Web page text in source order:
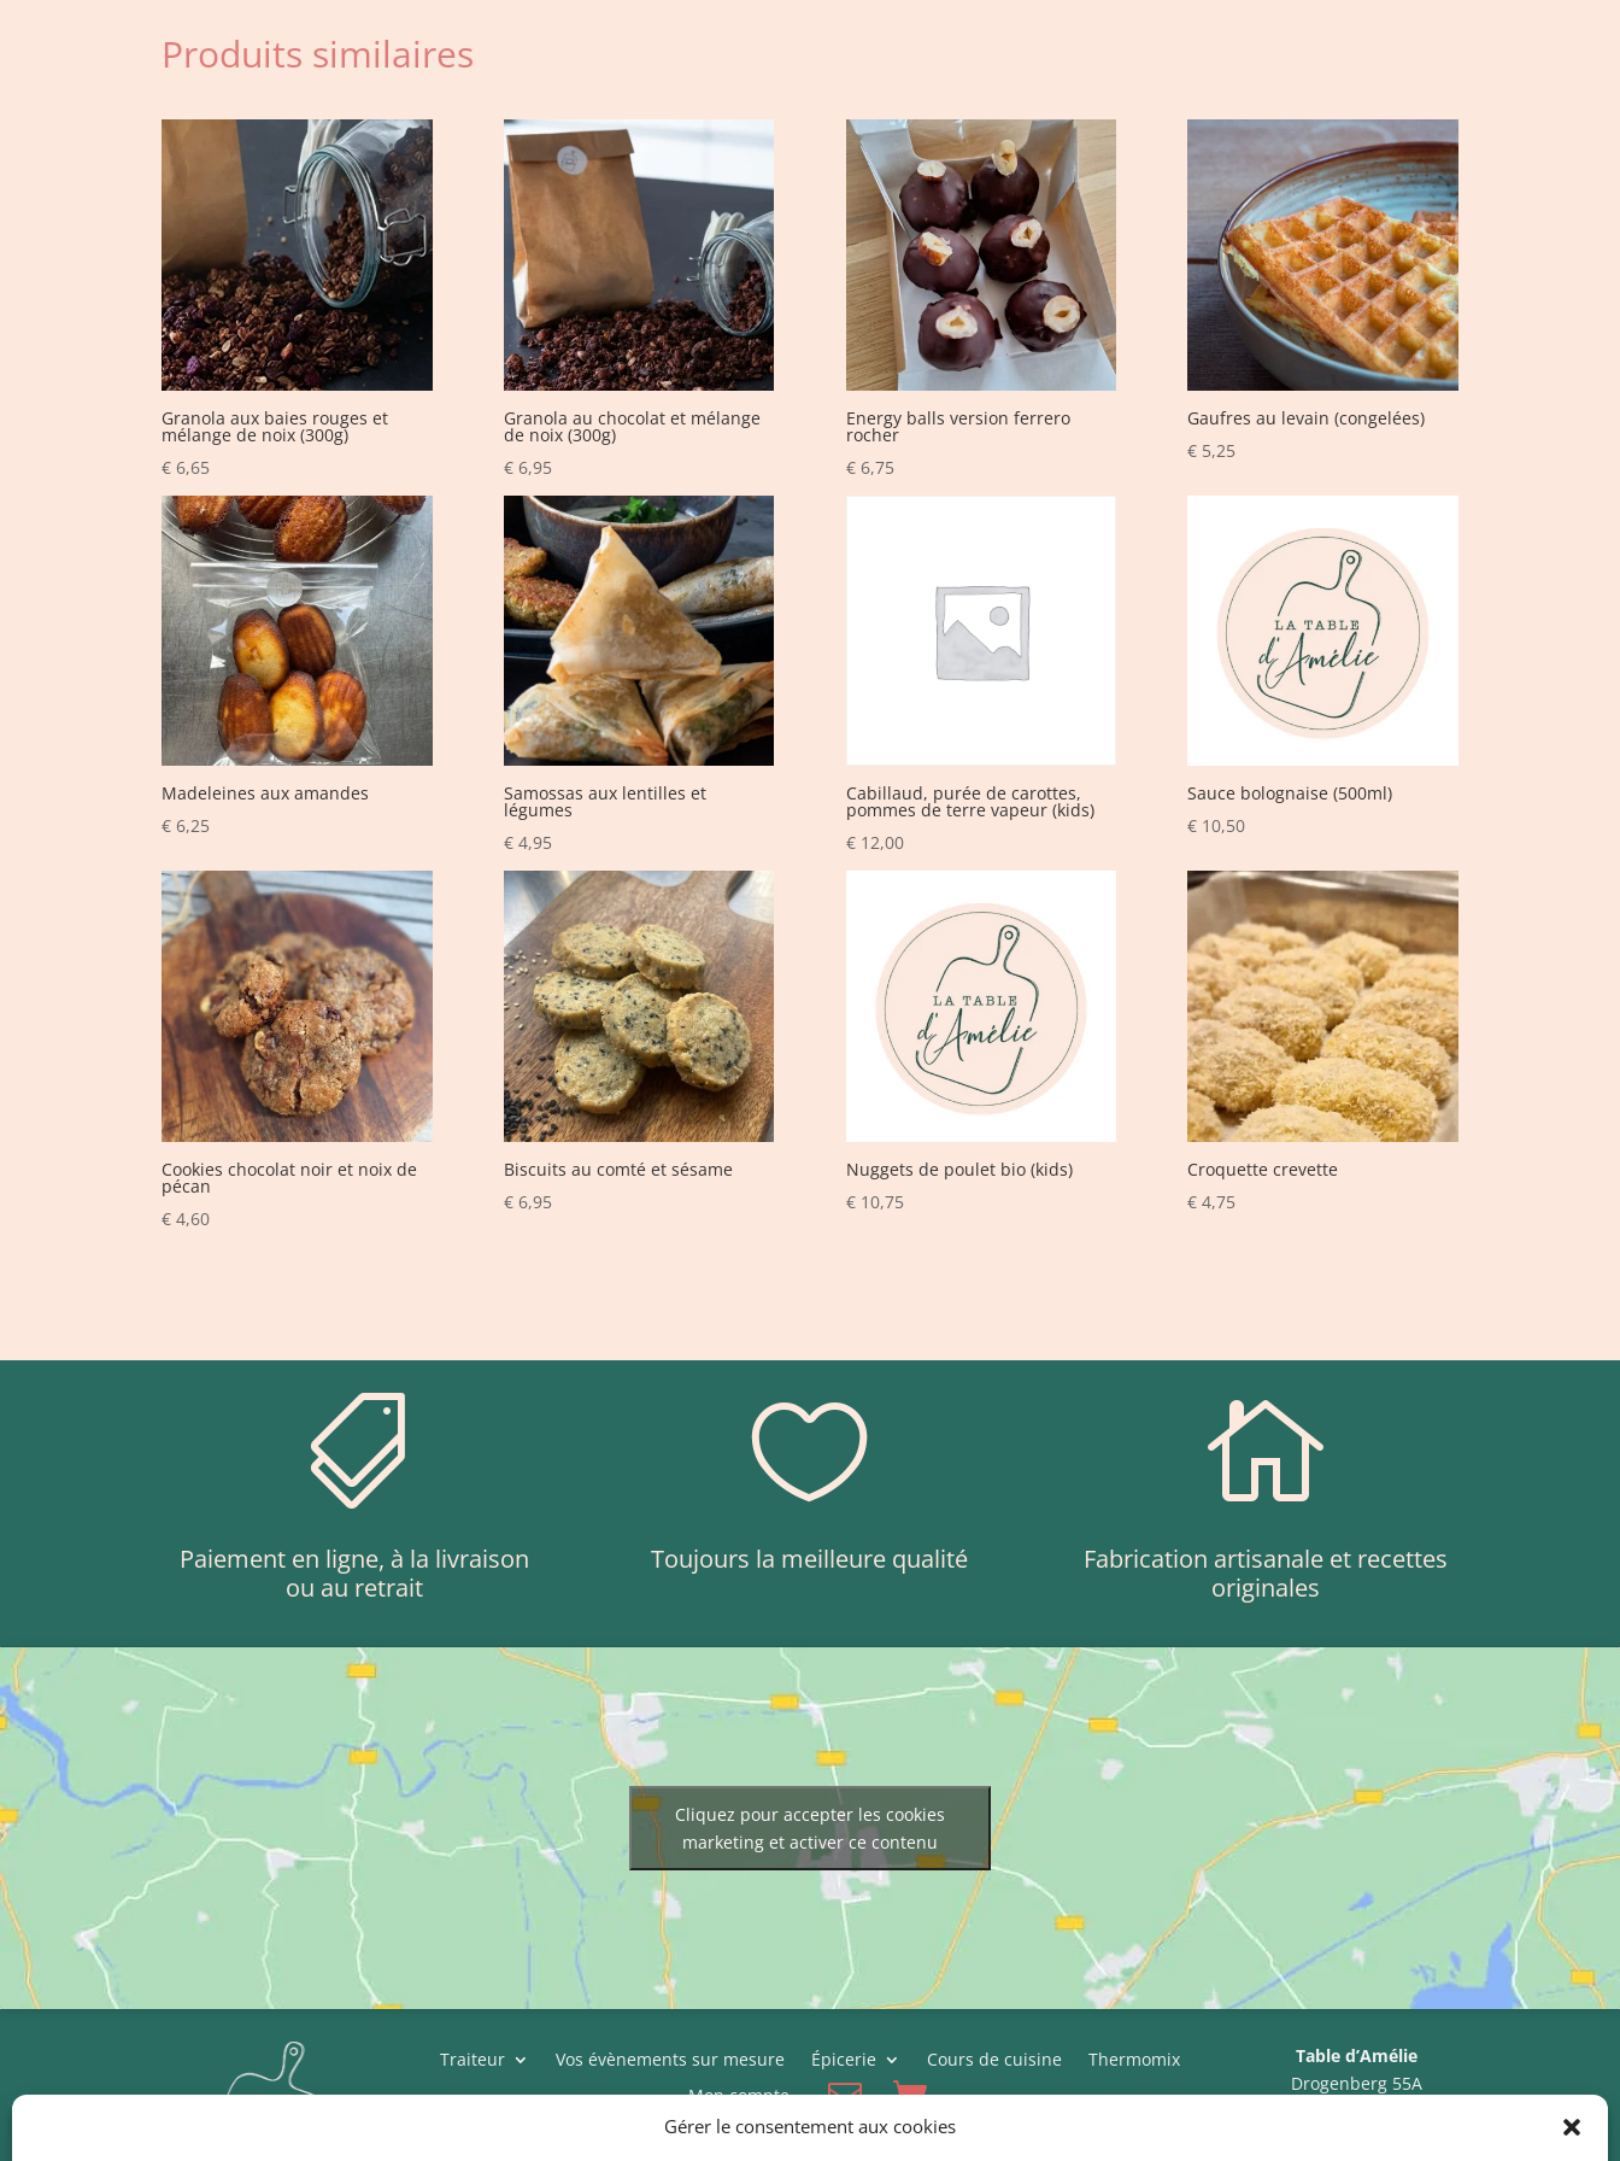
Gérer le consentement aux cookies
Produits similaires
Granola aux baies rouges et
mélange de noix (300g)
€ 6,65
Granola au chocolat et mélange
de noix (300g)
€6,95
Energy balls version ferrero
rocher
€6,75
Gaufres au levain (congelées)
€ 5,25
Madeleines aux amandes
€ 6,25
Samossas aux lentilles et
légumes
€4,95
Cabillaud, purée de carottes,
pommes de terre vapeur (kids)
€12,00
Sauce bolognaise (500ml)
€ 10,50
Cookies chocolat noir et noix de
pécan
€ 4,60
Biscuits au comté et sésame
€6,95
Nuggets de poulet bio (kids)
€10,75
Croquette crevette
€ 4,75

Paiement en ligne, à la livraison
ou au retrait

Toujours la meilleure qualité

Fabrication artisanale et recettes
originales
Cliquez pour accepter les cookies
marketing et activer ce contenu
Traiteur Vos évènements sur mesure Épicerie Cours de cuisine
Thermomix
Mon compte
Table d’Amélie
Drogenberg 55A